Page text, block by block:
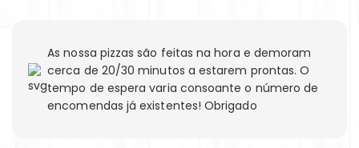
As nossa pizzas são feitas na hora e demoram
cerca de 20/30 minutos a estarem prontas. O
tempo de espera varia consoante o número de
encomendas já existentes! Obrigado